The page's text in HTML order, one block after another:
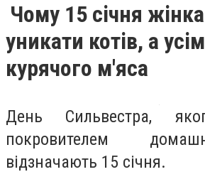
Чому 15 січня
уникати котів, а
курячого м'яса
День Сильвестра,
покровителем
відзначають 15 січня.